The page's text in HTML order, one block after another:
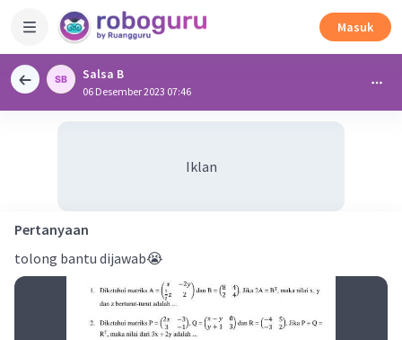
Masuk
Salsa B
06 Desember 2023 07:46
Iklan
Pertanyaan
tolong bantu dijawab😭